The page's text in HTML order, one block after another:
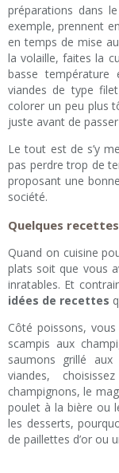
préparations dans
exemple, prennent
en temps de mise
la volaille, faites la
basse
viandes de type
colorer un peu plus
juste avant de
Le tout est de s’y
pas perdre trop de
proposant une
société.
Quelques
Quand on cuisine
plats soit que vous
inratables. Et
idées de recettes
Côté poissons,
scampis aux
saumons grillé
viandes,
champignons, le
poulet à la bière ou
les desserts,
de paillettes d’or ou